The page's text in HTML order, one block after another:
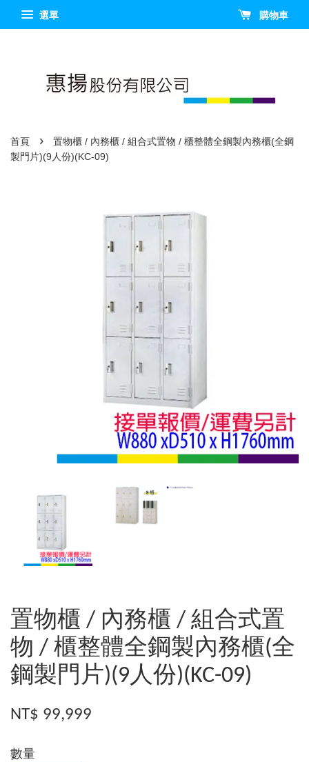
選單 購物車
首頁 ›
置物櫃 / 內務櫃 / 組合式置物 / 櫃整體全鋼製內務櫃(全鋼
製門片)(9人份)(KC-09)
置物櫃 / 內務櫃 / 組合式置
物 / 櫃整體全鋼製內務櫃(全
鋼製門片)(9人份)(KC-09)
NT$ 99,999
數量